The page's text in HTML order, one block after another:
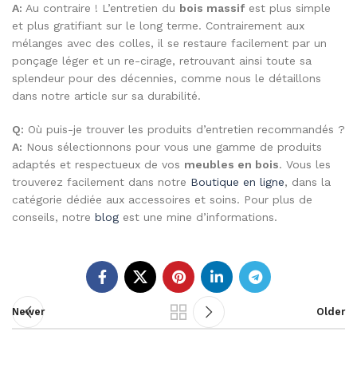
A: Au contraire ! L’entretien du bois massif est plus simple
et plus gratifiant sur le long terme. Contrairement aux
mélanges avec des colles, il se restaure facilement par un
ponçage léger et un re-cirage, retrouvant ainsi toute sa
splendeur pour des décennies, comme nous le détaillons
dans notre article sur sa durabilité.
Q: Où puis-je trouver les produits d’entretien recommandés ?
A: Nous sélectionnons pour vous une gamme de produits
adaptés et respectueux de vos meubles en bois. Vous les
trouverez facilement dans notre Boutique en ligne, dans la
catégorie dédiée aux accessoires et soins. Pour plus de
conseils, notre blog est une mine d’informations.
Newer Older